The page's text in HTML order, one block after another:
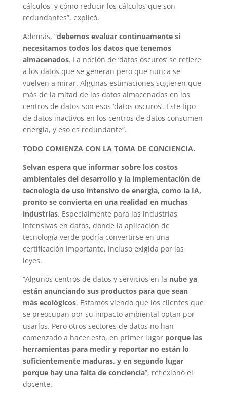
cálculos, y cómo reducir los cálculos que son
redundantes”, explicó.
Además, “debemos evaluar continuamente si
necesitamos todos los datos que tenemos
almacenados. La noción de ‘datos oscuros’ se refiere
a los datos que se generan pero que nunca se
vuelven a mirar. Algunas estimaciones sugieren que
más de la mitad de los datos almacenados en los
centros de datos son esos ‘datos oscuros’. Este tipo
de datos inactivos en los centros de datos consumen
energía, y eso es redundante”.
TODO COMIENZA CON LA TOMA DE CONCIENCIA.
Selvan espera que informar sobre los costos
ambientales del desarrollo y la implementación de
tecnología de uso intensivo de energía, como la IA,
pronto se convierta en una realidad en muchas
industrias. Especialmente para las industrias
intensivas en datos, donde la aplicación de
tecnología verde podría convertirse en una
certificación importante, incluso exigida por las
leyes.
“Algunos centros de datos y servicios en la nube ya
están anunciando sus productos para que sean
más ecológicos. Estamos viendo que los clientes que
se preocupan por su impacto ambiental optan por
usarlos. Pero otros sectores de datos no han
comenzado a hacer esto, en primer lugar porque las
herramientas para medir y reportar no están lo
suficientemente maduras, y en segundo lugar
porque hay una falta de conciencia”, reflexionó el
docente.